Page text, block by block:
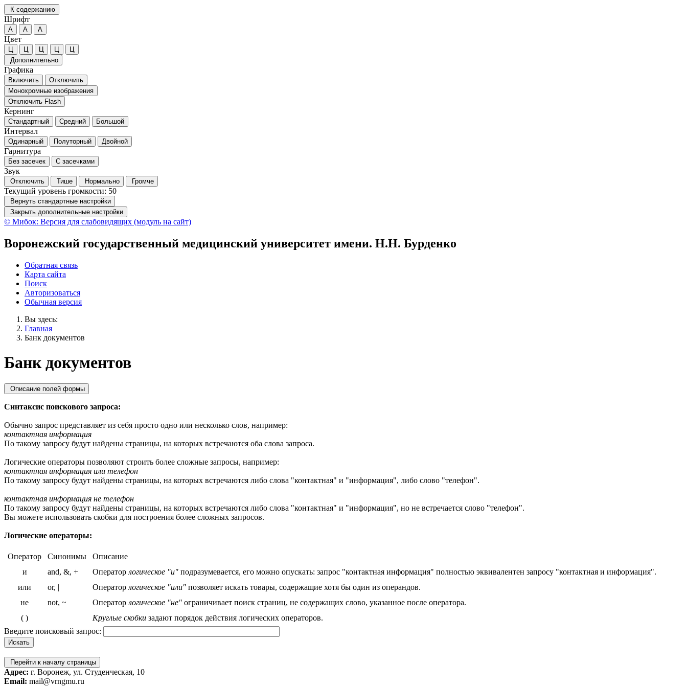
К содержанию
Шрифт
А А А
Цвет
Ц Ц Ц Ц
Ц
Дополнительно
Графика
Включить
Отключить
Монохромные изображения
Отключить Flash
Кернинг
Стандартный Средний Большой
Интервал
Одинарный Полуторный Двойной
Гарнитура
Без засечек С засечками
Звук
Отключить Тише Нормально Громче
Текущий уровень громкости: 50
Вернуть стандартные настройки
Закрыть дополнительные настройки
© Мибок: Версия для слабовидящих (модуль на сайт)
Воронежский государственный медицинский университет имени. Н.Н. Бурденко
Обратная связь
Карта сайта
Поиск
Авторизоваться
Обычная версия
Вы здесь:
Главная
Банк документов
Банк документов
Описание полей формы
Синтаксис поискового запроса:
Обычно запрос представляет из себя просто одно или несколько слов, например:
контактная информация
По такому запросу будут найдены страницы, на которых встречаются оба слова запроса.
Логические операторы позволяют строить более сложные запросы, например:
контактная информация или телефон
По такому запросу будут найдены страницы, на которых встречаются либо слова "контактная" и "информация", либо слово "телефон".
контактная информация не телефон
По такому запросу будут найдены страницы, на которых встречаются либо слова "контактная" и "информация", но не встречается слово "телефон".
Вы можете использовать скобки для построения более сложных запросов.
Логические операторы:
Оператор Синонимы
Описание
и
and, &, + Оператор логическое "и" подразумевается, его можно опускать: запрос "контактная информация" полностью эквивалентен запросу "контактная и информация".
или
or, | Оператор логическое "или" позволяет искать товары, содержащие хотя бы один из операндов.
не
not, ~ Оператор логическое "не" ограничивает поиск страниц, не содержащих слово, указанное после оператора.
( )
Круглые скобки задают порядок действия логических операторов.
Введите поисковый запрос:
Перейти к началу страницы
Адрес: г. Воронеж, ул. Студенческая, 10
Email: mail@vrngmu.ru